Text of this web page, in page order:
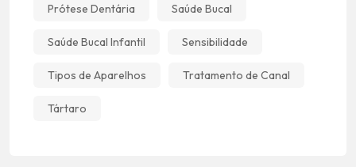
Prótese Dentária Saúde Bucal
Saúde Bucal Infantil Sensibilidade
Tipos de Aparelhos Tratamento de Canal
Tártaro